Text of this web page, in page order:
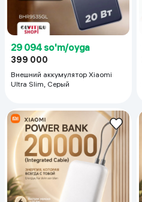
29 094 so'm/oyga
399 000
Внешний аккумулятор Xiaomi
Ultra Slim, Серый